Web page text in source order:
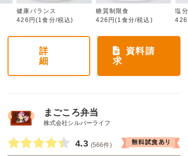
健康バランス
426円(1食分/税込)
糖質制限食
426円(1食分/税込)
塩
詳
細
資料請
求
まごころ弁当
株式会社シルバーライフ
4.3 (566件)